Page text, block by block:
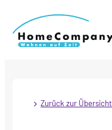
Zurück zur Übersicht